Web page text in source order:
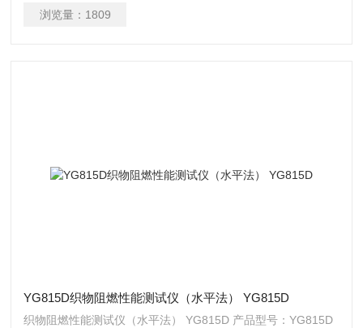
浏览量： 1809
YG815D织物阻燃性能测试仪（水平法） YG815D
织物阻燃性能测试仪（水平法） YG815D 产品型号：YG815D